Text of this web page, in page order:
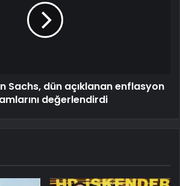
Sachs, dün açıklanan enflasyon
değerlendirdi